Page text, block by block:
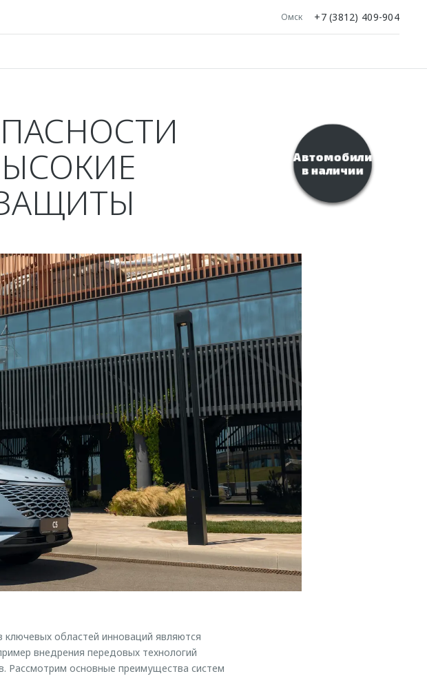
Омск +7 (3812) 409-904
областей инноваций являются
внедрения передовых технологий
Рассмотрим основные преимущества систем
Автомобили
в наличии